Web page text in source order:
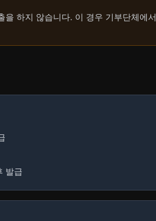
하지 않습니다. 이 경우 기부단체에서
발급